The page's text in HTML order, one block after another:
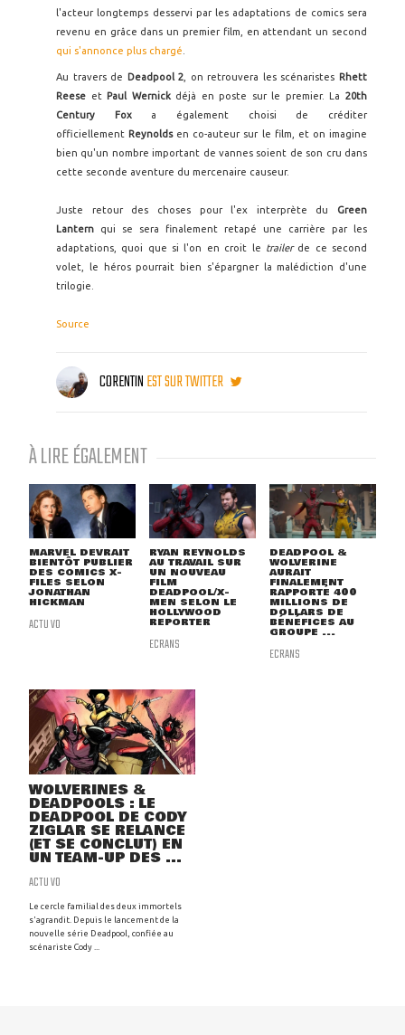
l'acteur longtemps desservi par les adaptations de comics sera
revenu en grâce dans un premier film, en attendant un second
qui s'annonce plus chargé
Au travers de Deadpool 2 , on retrouvera les scénaristes Rhett
Reese et Paul Wernickdéjà en poste sur le premier. La20th
Century Foxa également choisi de créditer
officiellement Reynoldsen co-auteur sur le film, et on imagine
bien qu'un nombre important de vannes soient de son cru dans
cette seconde aventure du mercenaire causeur.
Juste retour des choses pour l'ex interprète du Green
Lantern qui se sera finalement retapé une carrière par les
adaptations, quoi que si l'on en croit le trailerde ce second
volet, le héros pourrait bien s'épargner la malédiction d'une
trilogie.
Source
CORENTINEST SUR TWITTER
À LIRE ÉGALEMENT
MARVEL DEVRAIT
BIENTÔT PUBLIER
DES COMICS X-
FILES SELON
JONATHAN
HICKMAN
ACTU VO
RYAN REYNOLDS
AU TRAVAIL SUR
UN NOUVEAU
FILM
DEADPOOL/X-
MEN SELON LE
HOLLYWOOD
REPORTER
ECRANS
DEADPOOL &
WOLVERINE
AURAIT
FINALEMENT
RAPPORTÉ 400
MILLIONS DE
DOLLARS DE
BÉNÉFICES AU
GROUPE ...
ECRANS
WOLVERINES &
DEADPOOLS : LE
DEADPOOL DE CODY
ZIGLAR SE RELANCE
(ET SE CONCLUT) EN
UN TEAM-UP DES ...
ACTU VO
Le cercle familial des deux immortels
s'agrandit. Depuis le lancement de la
nouvelle série Deadpool, confiée au
scénariste Cody ...